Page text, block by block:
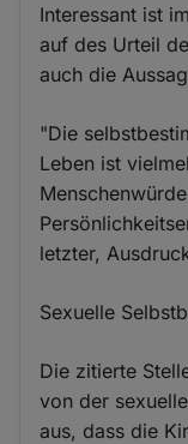
Interessant ist
auf des Urteil
auch die
"Die
Leben ist
letzter,
Sexuelle
Die zitierte
von der
aus, dass die